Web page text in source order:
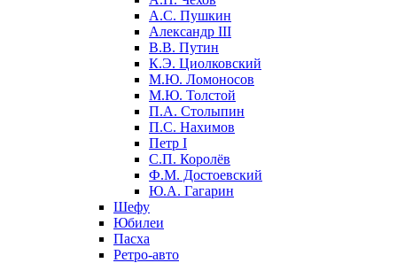
А.С. Пушкин
Александр III
В.В. Путин
К.Э. Циолковский
М.Ю. Ломоносов
М.Ю. Толстой
П.А. Столыпин
П.С. Нахимов
Петр I
С.П. Королёв
Ф.М. Достоевский
Ю.А. Гагарин
Шефу
Юбилеи
Пасха
Ретро-авто